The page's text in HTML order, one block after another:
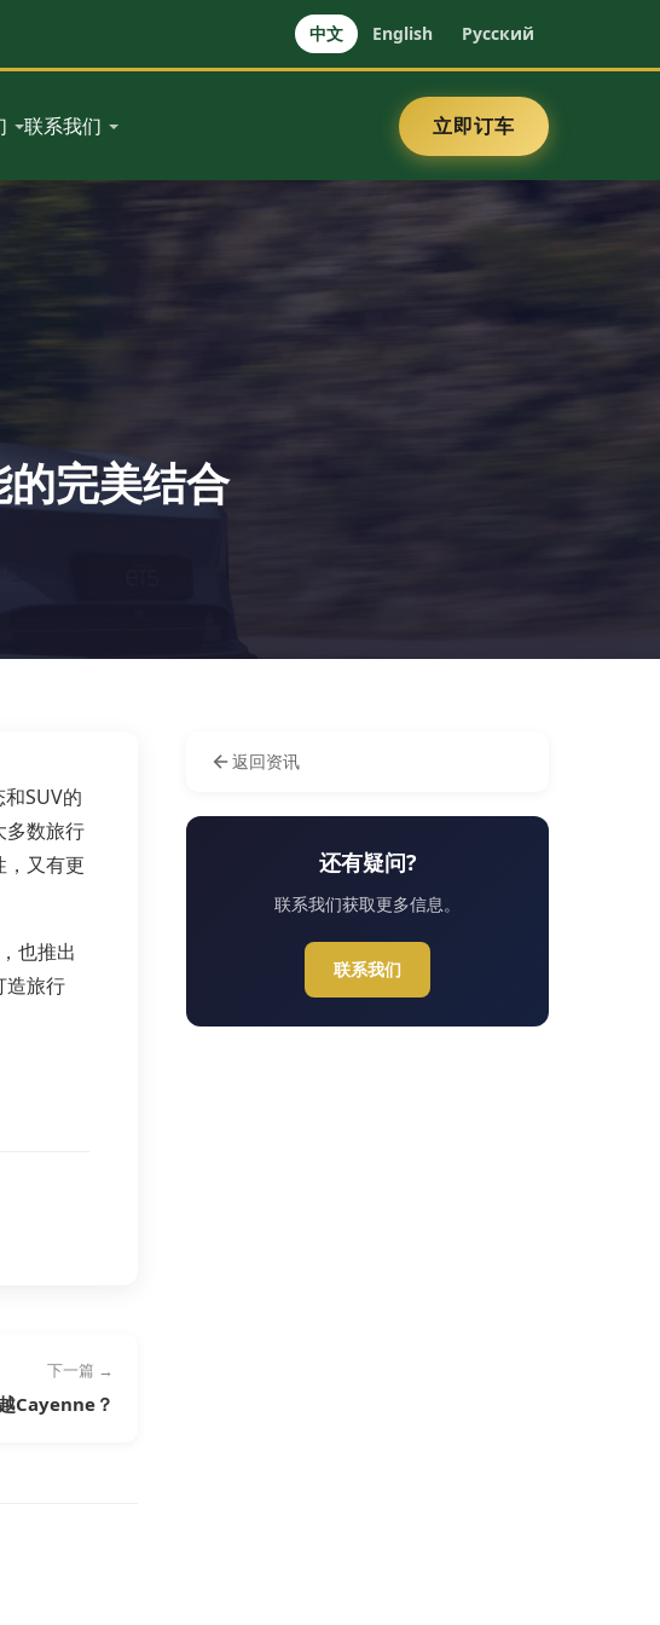
中文 English Русский
联系我们 立即订车
完美结合
SUV的
多数旅行
，又有更
也推出
造旅行
下一篇 →
Cayenne？
返回资讯
还有疑问?
联系我们获取更多信息。
联系我们